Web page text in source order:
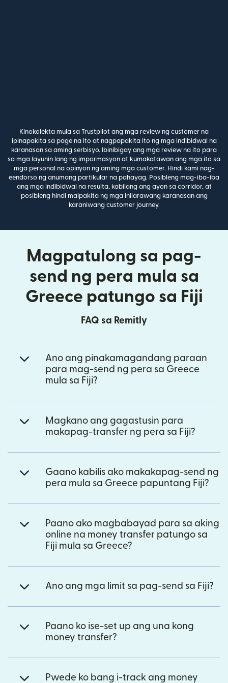
Kinokolekta mula sa Trustpilot ang mga review ng customer na
ipinapakita sa page na ito at nagpapakita ito ng mga indibidwal na
karanasan sa aming serbisyo. Ibinibigay ang mga review na ito para
sa mga layunin lang ng impormasyon at kumakatawan ang mga ito sa
mga personal na opinyon ng aming mga customer. Hindi kami nag-
eendorso ng anumang partikular na pahayag. Posibleng mag-iba-iba
ang mga indibidwal na resulta, kabilang ang ayon sa corridor, at
posibleng hindi maipakita ng mga inilarawang karanasan ang
karaniwang customer journey.
Magpatulong sa pag-
send ng pera mula sa
Greece patungo sa Fiji
FAQ sa Remitly
Ano ang pinakamagandang paraan
para mag-send ng pera sa Greece
mula sa Fiji?
Magkano ang gagastusin para
makapag-transfer ng pera sa Fiji?
Gaano kabilis ako makakapag-send ng
pera mula sa Greece papuntang Fiji?
Paano ako magbabayad para sa aking
online na money transfer patungo sa
Fiji mula sa Greece?
Ano ang mga limit sa pag-send sa Fiji?
Paano ko ise-set up ang una kong
money transfer?
Pwede ko bang i-track ang money